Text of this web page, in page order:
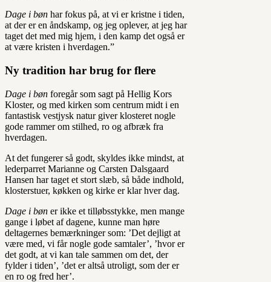
Dage i bøn har fokus på, at vi er kristne i tiden,
at der er en åndskamp, og jeg oplever, at jeg har
taget det med mig hjem, i den kamp det også er
at være kristen i hverdagen.”
Ny tradition har brug for flere
Dage i bøn foregår som sagt på Hellig Kors
Kloster, og med kirken som centrum midt i en
fantastisk vestjysk natur giver klosteret nogle
gode rammer om stilhed, ro og afbræk fra
hverdagen.
At det fungerer så godt, skyldes ikke mindst, at
lederparret Marianne og Carsten Dalsgaard
Hansen har taget et stort slæb, så både indhold,
klosterstuer, køkken og kirke er klar hver dag.
Dage i bøn er ikke et tilløbsstykke, men mange
gange i løbet af dagene, kunne man høre
deltagernes bemærkninger som: ’Det dejligt at
være med, vi får nogle gode samtaler’, ’hvor er
det godt, at vi kan tale sammen om det, der
fylder i tiden’, ’det er altså utroligt, som der er
en ro og fred her’.